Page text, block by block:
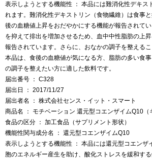
表示しようとする機能性 ： 本品には難消化性デキス
れます。難消化性デキストリン（食物繊維）は食事
後の血糖値上昇をおだやかにする機能が報告されて
を抑えて排出を増加させるため、血中中性脂肪の上
報告されています。さらに、おなかの調子を整えるこ
本品は、食後の血糖値が気になる方、脂肪の多い食
の調子を整えたい方に適した飲料です。
届出番号 ： C328
届出日 ： 2017/11/27
届出者名 ： 株式会社センス・イット・スマート
商品名 ： モチベーション 還元型コエンザイムQ10（
食品の区分 ： 加工食品（サプリメント形状）
機能性関与成分名 ： 還元型コエンザイムQ10
表示しようとする機能性 ： 本品には還元型コエンザ
胞のエネルギー産生を助け、酸化ストレスを緩和す